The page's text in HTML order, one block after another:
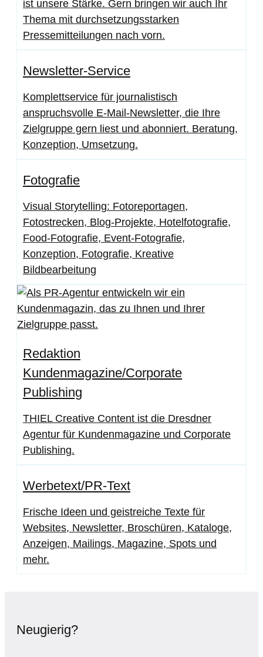
ist unsere Stärke. Gern bringen wir auch Ihr
Thema mit durchsetzungsstarken
Pressemitteilungen nach vorn.
Newsletter-Service
Komplettservice für journalistisch
anspruchsvolle E-Mail-Newsletter, die Ihre
Zielgruppe gern liest und abonniert. Beratung,
Konzeption, Umsetzung.
Fotografie
Visual Storytelling: Fotoreportagen,
Fotostrecken, Blog-Projekte, Hotelfotografie,
Food-Fotografie, Event-Fotografie,
Konzeption, Fotografie, Kreative
Bildbearbeitung
Redaktion
Kundenmagazine/Corporate
Publishing
THIEL Creative Content ist die Dresdner
Agentur für Kundenmagazine und Corporate
Publishing.
Werbetext/PR-Text
Frische Ideen und geistreiche Texte für
Websites, Newsletter, Broschüren, Kataloge,
Anzeigen, Mailings, Magazine, Spots und
mehr.
Neugierig?